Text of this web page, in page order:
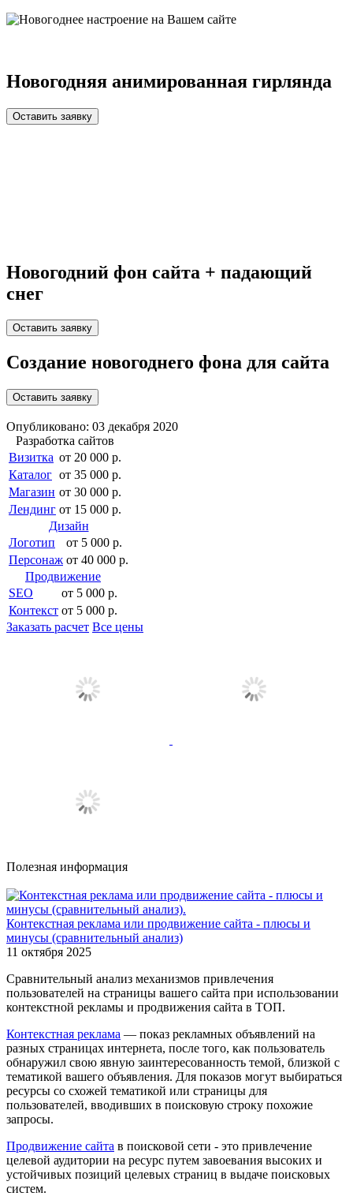
Новогодняя анимированная гирлянда
Оставить заявку
Новогодний фон сайта + падающий
снег
Оставить заявку
Создание новогоднего фона для сайта
Оставить заявку
Опубликовано: 03 декабря 2020
Разработка сайтов
Визитка от 20 000 р.
Каталог от 35 000 р.
Магазин от 30 000 р.
Лендинг от 15 000 р.
Дизайн
Логотип
от 5 000 р.
Персонаж от 40 000 р.
Продвижение
SEO
от 5 000 р.
Контекст от 5 000 р.
Заказать расчет Все цены
Полезная информация
Контекстная реклама или продвижение сайта - плюсы и
минусы (сравнительный анализ)
11 октября 2025
Сравнительный анализ механизмов привлечения
пользователей на страницы вашего сайта при использовании
контекстной рекламы и продвижения сайта в ТОП.
Контекстная реклама — показ рекламных объявлений на
разных страницах интернета, после того, как пользователь
обнаружил свою явную заинтересованность темой, близкой с
тематикой вашего объявления. Для показов могут выбираться
ресурсы со схожей тематикой или страницы для
пользователей, вводивших в поисковую строку похожие
запросы.
Продвижение сайта в поисковой сети - это привлечение
целевой аудитории на ресурс путем завоевания высоких и
устойчивых позиций целевых страниц в выдаче поисковых
систем.